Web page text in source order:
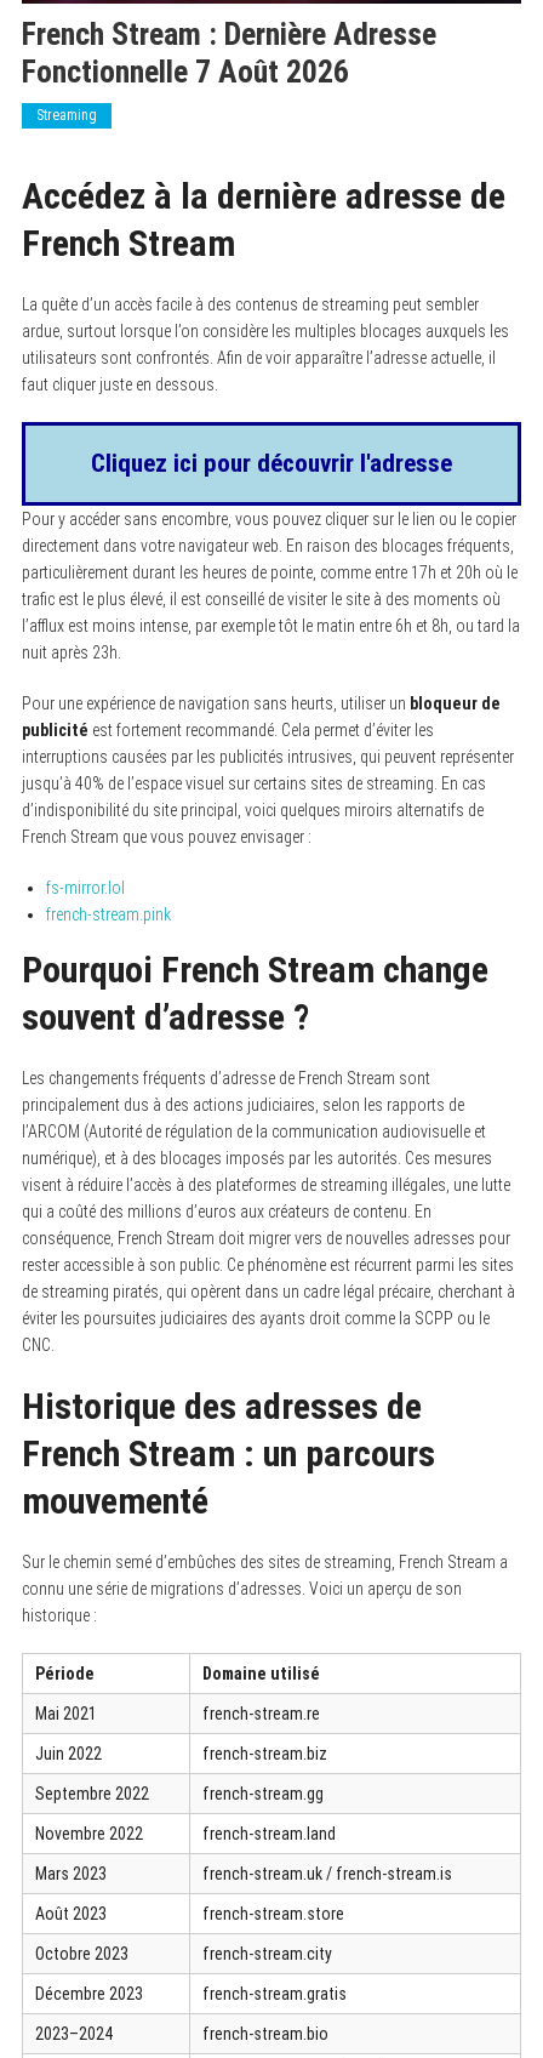
French Stream : Dernière Adresse
Fonctionnelle 7 Août 2026
Streaming
Accédez à la dernière adresse de
French Stream
La quête d’un accès facile à des contenus de streaming peut sembler
ardue, surtout lorsque l’on considère les multiples blocages auxquels les
utilisateurs sont confrontés. Afin de voir apparaître l’adresse actuelle, il
faut cliquer juste en dessous.
Cliquez ici pour découvrir l'adresse
Pour y accéder sans encombre, vous pouvez cliquer sur le lien ou le copier
directement dans votre navigateur web. En raison des blocages fréquents,
particulièrement durant les heures de pointe, comme entre 17h et 20h où le
trafic est le plus élevé, il est conseillé de visiter le site à des moments où
l’afflux est moins intense, par exemple tôt le matin entre 6h et 8h, ou tard la
nuit après 23h.
Pour une expérience de navigation sans heurts, utiliser un bloqueur de
publicité est fortement recommandé. Cela permet d’éviter les
interruptions causées par les publicités intrusives, qui peuvent représenter
jusqu’à 40% de l’espace visuel sur certains sites de streaming. En cas
d’indisponibilité du site principal, voici quelques miroirs alternatifs de
French Stream que vous pouvez envisager :
fs-mirror.lol
french-stream.pink
Pourquoi French Stream change
souvent d’adresse ?
Les changements fréquents d’adresse de French Stream sont
principalement dus à des actions judiciaires, selon les rapports de
l’ARCOM (Autorité de régulation de la communication audiovisuelle et
numérique), et à des blocages imposés par les autorités. Ces mesures
visent à réduire l’accès à des plateformes de streaming illégales, une lutte
qui a coûté des millions d’euros aux créateurs de contenu. En
conséquence, French Stream doit migrer vers de nouvelles adresses pour
rester accessible à son public. Ce phénomène est récurrent parmi les sites
de streaming piratés, qui opèrent dans un cadre légal précaire, cherchant à
éviter les poursuites judiciaires des ayants droit comme la SCPP ou le
CNC.
Historique des adresses de
French Stream : un parcours
mouvementé
Sur le chemin semé d’embûches des sites de streaming, French Stream a
connu une série de migrations d’adresses. Voici un aperçu de son
historique :
Période Domaine utilisé
Mai 2021 french-stream.re
Juin 2022 french-stream.biz
Septembre 2022 french-stream.gg
Novembre 2022 french-stream.land
Mars 2023 french-stream.uk / french-stream.is
Août 2023 french-stream.store
Octobre 2023 french-stream.city
Décembre 2023 french-stream.gratis
2023–2024 french-stream.bio